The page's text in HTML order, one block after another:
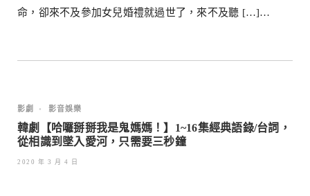
命，卻來不及參加女兒婚禮就過世了，來不及聽 […]…
影劇 • 影音娛樂
韓劇【哈囉掰掰我是鬼媽媽！】1~16集經典語錄/台詞，
從相識到墜入愛河，只需要三秒鐘
2020 年 3 月 4 日